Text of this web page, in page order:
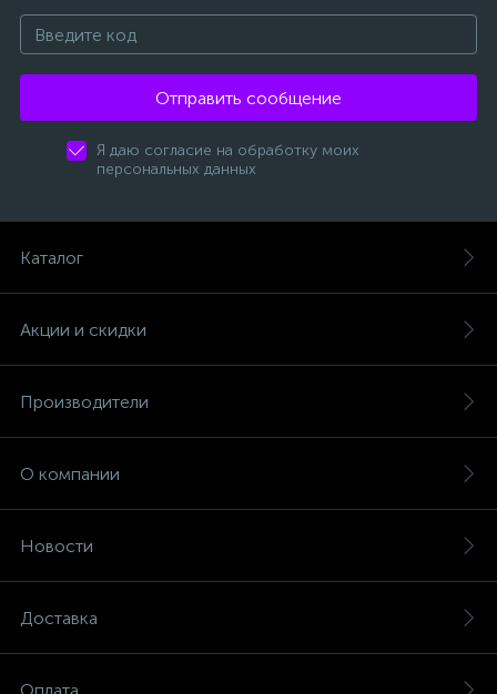
Отправить сообщение
Я даю согласие на обработку моих
персональных данных
Каталог
Акции и скидки
Производители
О компании
Новости
Доставка